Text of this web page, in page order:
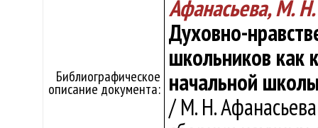
Библиографическое
описание документа:
Афанасьева, М. Н.
Духовно-
школьников как
начальной
/ М. Н.